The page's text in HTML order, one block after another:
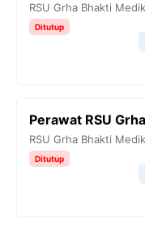
RSU Grha Bhakti
Ditutup
Perawat RSU
RSU Grha Bhakti
Ditutup